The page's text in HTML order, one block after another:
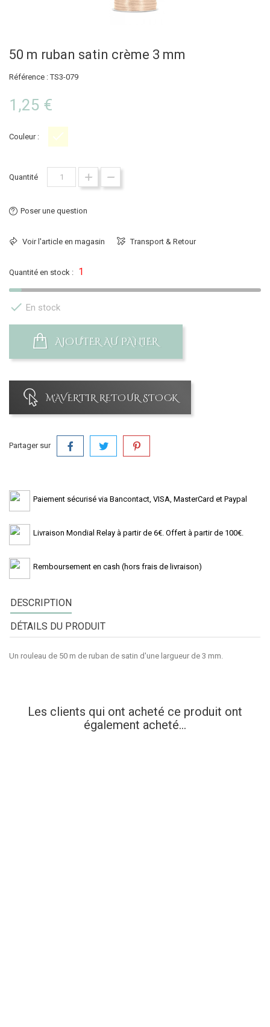
50 m ruban satin crème 3 mm
Référence : TS3-079
1,25 €
Couleur :
Quantité
Poser une question
Voir l'article en magasin Transport & Retour
Quantité en stock : 1
 En stock
AJOUTER AU PANIER
M'AVERTIR RETOUR STOCK
Partager sur
Paiement sécurisé via Bancontact, VISA, MasterCard et Paypal
Livraison Mondial Relay à partir de 6€. Offert à partir de 100€.
Remboursement en cash (hors frais de livraison)
DESCRIPTION
DÉTAILS DU PRODUIT
Un rouleau de 50 m de ruban de satin d'une largueur de 3 mm.
Les clients qui ont acheté ce produit ont
également acheté...